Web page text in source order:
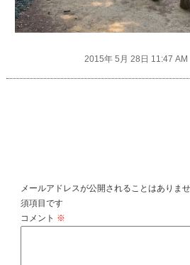
2015年 5月 28日 11:47 AM
メールアドレスが公開されることはありませ
須項目です
コメント ※